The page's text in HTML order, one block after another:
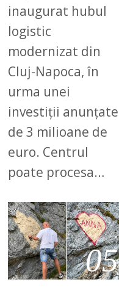
inaugurat hubul
logistic
modernizat din
Cluj-Napoca, în
urma unei
investiții anunțate
de 3 milioane de
euro. Centrul
poate procesa…
05